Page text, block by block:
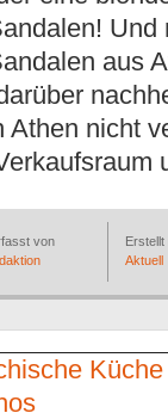
aus
Athen nicht
von
Erstellt
Aktuell